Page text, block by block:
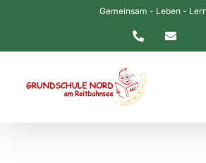
Gemeinsam - Leben -
TelefonE-